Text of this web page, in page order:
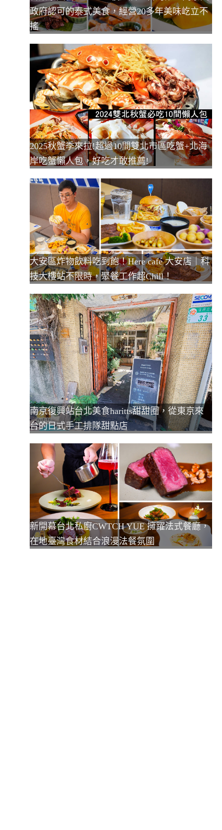
政府認可的泰式美食，經營20多年美味屹立不
搖
2025秋蟹季來拉!超過10間雙北市區吃蟹+北海
岸吃蟹懶人包，好吃才敢推薦!
大安區炸物飲料吃到飽！Here café 大安店｜科
技大樓站不限時，聚餐工作超Chill！
南京復興站台北美食haritts甜甜圈，從東京來
台的日式手工排隊甜點店
新開幕台北私廚CWTCH YUE 擁躍法式餐廳，
在地臺灣食材結合浪漫法餐氛圍